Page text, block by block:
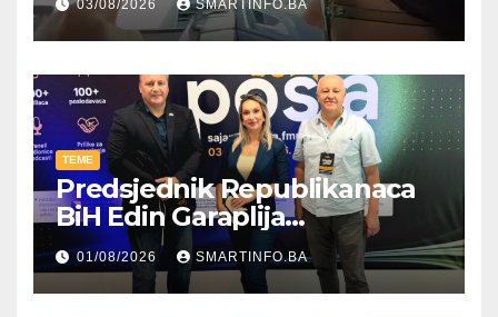
03/08/2026 SMARTINFO.BA
TEME
Predsjednik Republikanaca
BiH Edin Garaplija
prisustvovao prezentaciji
Federalnog sajma
zapošljavanja
01/08/2026 SMARTINFO.BA